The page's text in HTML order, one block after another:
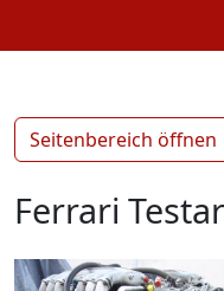
Ferrari
Seitenbereich öffnen